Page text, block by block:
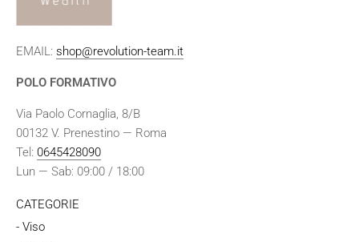
EMAIL: shop@revolution-team.it
POLO FORMATIVO
Via Paolo Cornaglia, 8/B
00132 V. Prenestino — Roma
Tel: 0645428090
Lun — Sab: 09:00 / 18:00
CATEGORIE
- Viso